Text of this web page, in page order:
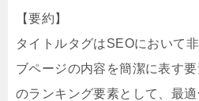
【要約】
タイトルタグはSEOにおいて
ブページの内容を簡潔に表す
のランキング要素として、最